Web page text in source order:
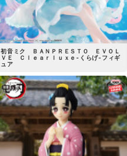
初音ミク ＢＡＮＰＲＥＳＴＯ ＥＶＯＬ
ＶＥ Ｃｌｅａｒｌｕｘｅ-くらげ-フィギ
ュア